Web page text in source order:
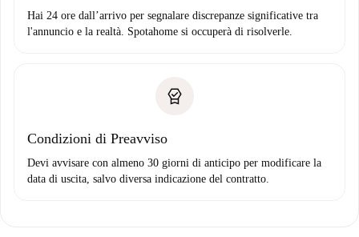
Hai 24 ore dall’arrivo per segnalare discrepanze significative tra
l'annuncio e la realtà. Spotahome si occuperà di risolverle.
Condizioni di Preavviso
Devi avvisare con almeno 30 giorni di anticipo per modificare la
data di uscita, salvo diversa indicazione del contratto.